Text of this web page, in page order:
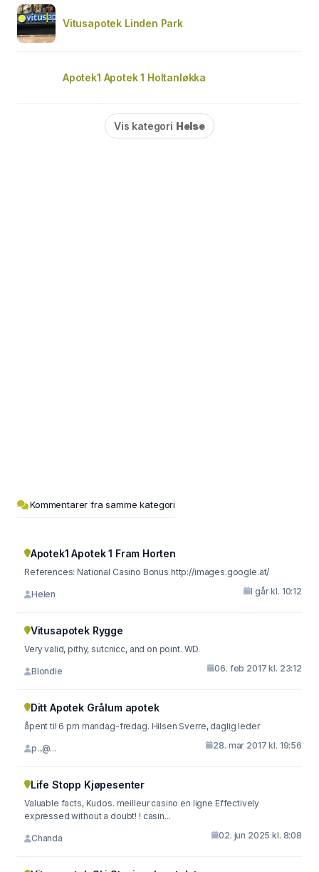
Vitusapotek Linden Park
Apotek1 Apotek 1 Holtanløkka
Vis kategori Helse
Kommentarer fra samme kategori
Apotek1 Apotek 1 Fram Horten
References: National Casino Bonus http://images.google.at/
Helen I går kl. 10:12
Vitusapotek Rygge
Very valid, pithy, sutcnicc, and on point. WD.
Blondie 06. feb 2017 kl. 23:12
Ditt Apotek Grålum apotek
åpent til 6 pm mandag-fredag. Hilsen Sverre, daglig leder
p...@... 28. mar 2017 kl. 19:56
Life Stopp Kjøpesenter
Valuable facts, Kudos. meilleur casino en ligne Effectively
expressed without a doubt! ! casin...
Chanda 02. jun 2025 kl. 8:08